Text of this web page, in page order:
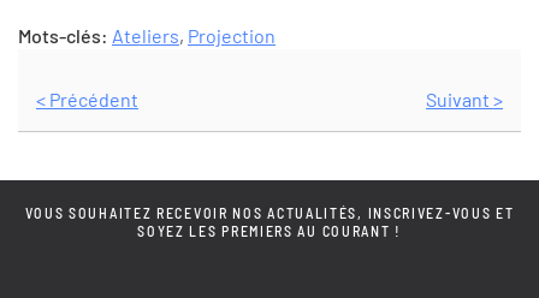
Mots-clés: Ateliers, Projection
< Précédent Suivant >
VOUS SOUHAITEZ RECEVOIR NOS ACTUALITÉS, INSCRIVEZ-VOUS ET
SOYEZ LES PREMIERS AU COURANT !